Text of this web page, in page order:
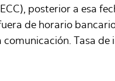
posterior a esa
de horario
Tasa